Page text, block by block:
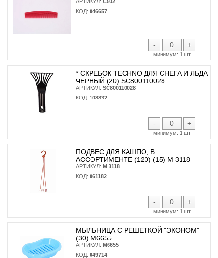
АРТИКУЛ: С502
КОД: 046657
- +
минимум: 1 шт
* CКРЕБОК TECHNO ДЛЯ СНЕГА И ЛЬДА
ЧЕРНЫЙ (20) SC800110028
АРТИКУЛ: SC800110028
КОД: 108832
- +
минимум: 1 шт
ПОДВЕС ДЛЯ КАШПО, В
АССОРТИМЕНТЕ (120) (15) М 3118
АРТИКУЛ: М 3118
КОД: 061182
- +
минимум: 1 шт
МЫЛЬНИЦА С РЕШЕТКОЙ "ЭКОНОМ"
(30) М6655
АРТИКУЛ: М6655
КОД: 049714